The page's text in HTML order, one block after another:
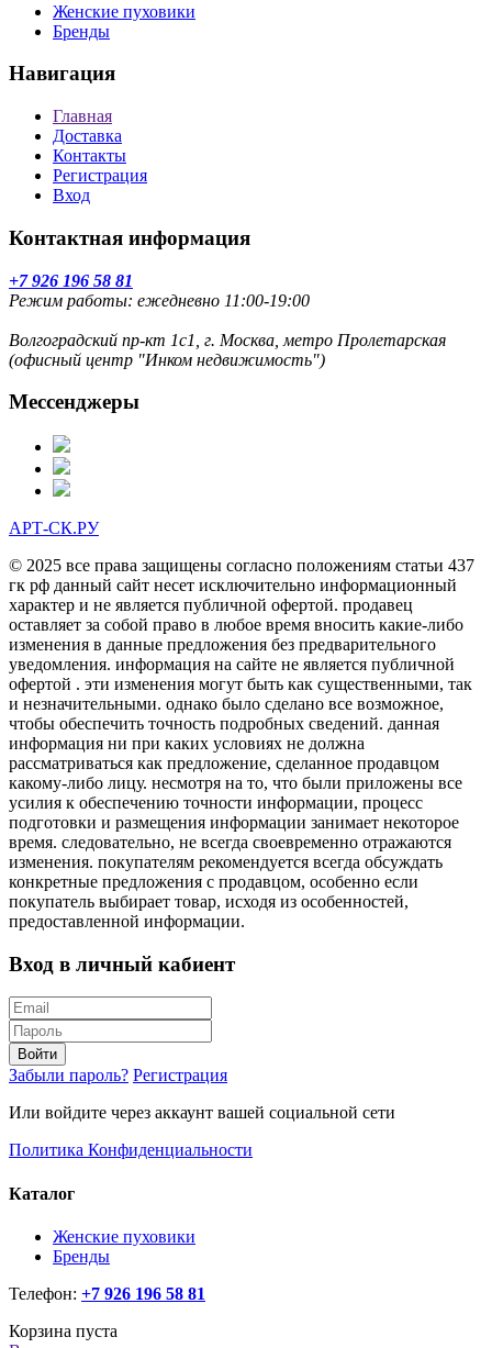
Женские пуховики
Бренды
Навигация
Главная
Доставка
Контакты
Регистрация
Вход
Контактная информация
+7 926 196 58 81
Режим работы: ежедневно 11:00-19:00
Волгоградский пр-кт 1с1, г. Москва, метро Пролетарская
(офисный центр "Инком недвижимость")
Мессенджеры
АРТ-СК.РУ
© 2025 все права защищены согласно положениям статьи 437
гк рф данный сайт несет исключительно информационный
характер и не является публичной офертой. продавец
оставляет за собой право в любое время вносить какие-либо
изменения в данные предложения без предварительного
уведомления. информация на сайте не является публичной
офертой . эти изменения могут быть как существенными, так
и незначительными. однако было сделано все возможное,
чтобы обеспечить точность подробных сведений. данная
информация ни при каких условиях не должна
рассматриваться как предложение, сделанное продавцом
какому-либо лицу. несмотря на то, что были приложены все
усилия к обеспечению точности информации, процесс
подготовки и размещения информации занимает некоторое
время. следовательно, не всегда своевременно отражаются
изменения. покупателям рекомендуется всегда обсуждать
конкретные предложения с продавцом, особенно если
покупатель выбирает товар, исходя из особенностей,
предоставленной информации.
Вход в личный кабиент
Войти
Забыли пароль? Регистрация
Или войдите через аккаунт вашей социальной сети
Политика Конфиденциальности
Каталог
Женские пуховики
Бренды
Телефон: +7 926 196 58 81
Корзина пуста